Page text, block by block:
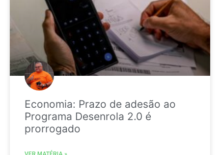
Economia: Prazo de adesão ao
Programa Desenrola 2.0 é
prorrogado